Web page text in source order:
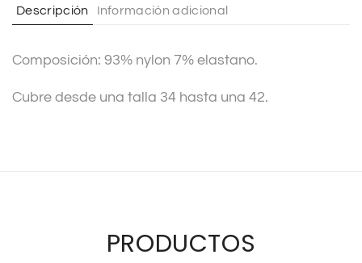
i
e
:
Descripción Información adicional
Composición: 93% nylon 7% elastano.
Cubre desde una talla 34 hasta una 42.
PRODUCTOS